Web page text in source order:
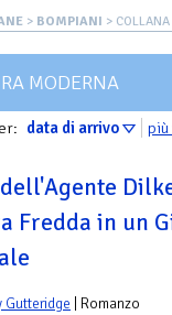
> BOMPIANI >
MODERNA
data di arrivo più
Fredda in un
Gutteridge | Romanzo